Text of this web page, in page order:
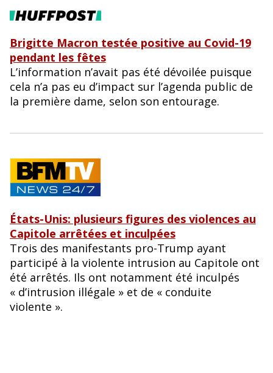
Brigitte Macron testée positive au Covid-19
pendant les fêtes
L’information n’avait pas été dévoilée puisque
cela n’a pas eu d’impact sur l’agenda public de
la première dame, selon son entourage.
États-Unis: plusieurs figures des violences au
Capitole arrêtées et inculpées
Trois des manifestants pro-Trump ayant
participé à la violente intrusion au Capitole ont
été arrêtés. Ils ont notamment été inculpés
« d’intrusion illégale » et de « conduite
violente ».